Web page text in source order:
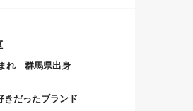
れ 群馬県出身
きだったブランド